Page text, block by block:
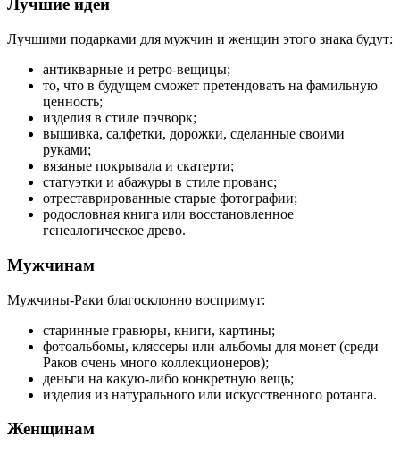
Лучшие идеи
Лучшими подарками для мужчин и женщин этого знака будут:
антикварные и ретро-вещицы;
то, что в будущем сможет претендовать на фамильную
ценность;
изделия в стиле пэчворк;
вышивка, салфетки, дорожки, сделанные своими
руками;
вязаные покрывала и скатерти;
статуэтки и абажуры в стиле прованс;
отреставрированные старые фотографии;
родословная книга или восстановленное
генеалогическое древо.
Мужчинам
Мужчины-Раки благосклонно воспримут:
старинные гравюры, книги, картины;
фотоальбомы, кляссеры или альбомы для монет (среди
Раков очень много коллекционеров);
деньги на какую-либо конкретную вещь;
изделия из натурального или искусственного ротанга.
Женщинам